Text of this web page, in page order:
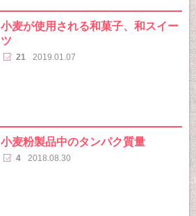
小麦が使用される和菓子、和スイー
ツ
21 2019.01.07
小麦粉製品中のタンパク質量
4 2018.08.30